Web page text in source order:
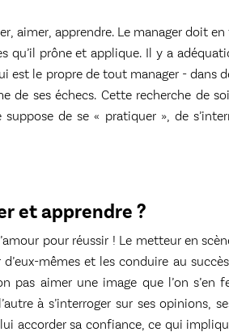
aimer, apprendre. Le manager doit
qu’il prône et applique. Il y a
est le propre de tout manager - dans
de ses échecs. Cette recherche de
de se « pratiquer », de
et apprendre ?
pour réussir ! Le metteur en
mêmes et les conduire au
pas aimer une image que l’on s’en
à s’interroger sur ses opinions,
accorder sa confiance, ce qui